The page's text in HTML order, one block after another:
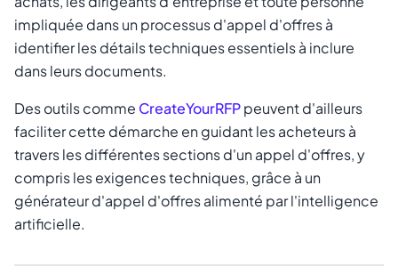
impliquée dans un processus d'appel d'offres à
identifier les détails techniques essentiels à inclure
dans leurs documents.
Des outils comme CreateYourRFPpeuvent d'ailleurs
faciliter cette démarche en guidant les acheteurs à
travers les différentes sections d'un appel d'offres, y
compris les exigences techniques, grâce à un
générateur d'appel d'offres alimenté par l'intelligence
artificielle.